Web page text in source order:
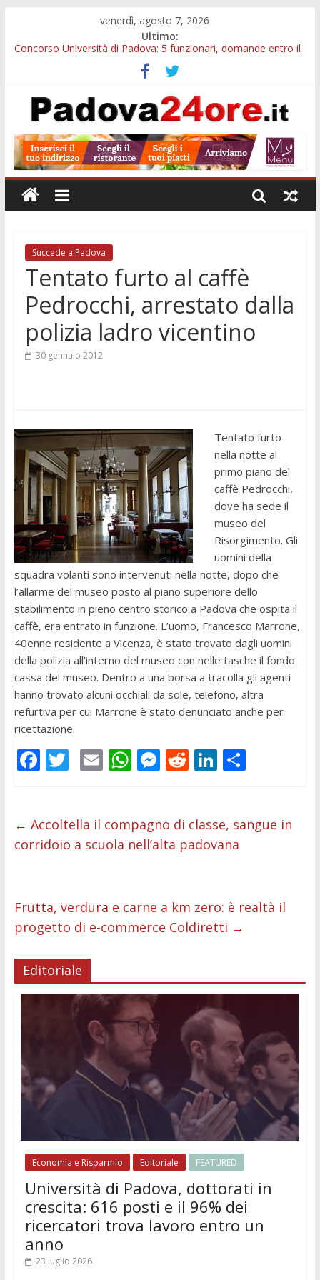
venerdì, agosto 7, 2026
Ultimo:
Concorso Università di Padova: 5 funzionari, domande entro il
Notizie di Padova alle ore 10: arresto, fermata Busitalia e
tregua dal caldo
Slow Looking agli Eremitani: un’ora per osservare davvero
Notizie di Padova alle ore 21: lavoratore morto, credito sul
gasolio e IA nei Comuni
Orto Botanico Padova: visite ed escursioni fino a settembre
Succede a Padova
Tentato furto al caffè
Pedrocchi, arrestato dalla
polizia ladro vicentino
30 gennaio 2012
Tentato furto
nella notte al
primo piano del
caffè Pedrocchi,
dove ha sede il
museo del
Risorgimento. Gli
uomini della
squadra volanti sono intervenuti nella notte, dopo che
l’allarme del museo posto al piano superiore dello
stabilimento in pieno centro storico a Padova che ospita il
caffè, era entrato in funzione. L’uomo, Francesco Marrone,
40enne residente a Vicenza, è stato trovato dagli uomini
della polizia all’interno del museo con nelle tasche il fondo
cassa del museo. Dentro a una borsa a tracolla gli agenti
hanno trovato alcuni occhiali da sole, telefono, altra
refurtiva per cui Marrone è stato denunciato anche per
ricettazione.
F
b
o
k
T
er
E
l
W
s
A
p
M
e
n
er
R
di
t
Li
e
dI
C
di
← Accoltella il compagno di classe, sangue in
corridoio a scuola nell’alta padovana
Frutta, verdura e carne a km zero: è realtà il
progetto di e-commerce Coldiretti →
Editoriale
Economia e Risparmio Editoriale FEATURED
Università di Padova, dottorati in
crescita: 616 posti e il 96% dei
ricercatori trova lavoro entro un
anno
23 luglio 2026